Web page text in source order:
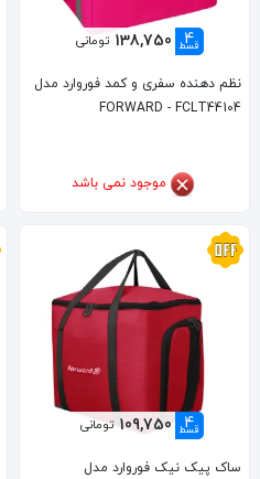
4
قسط 138,750 تومانی
نظم دهنده سفری و کمد فوروارد مدل
FORWARD - FCLT44104
موجود نمی باشد
4
قسط 109,750 تومانی
ساک پیک نیک فوروارد مدل